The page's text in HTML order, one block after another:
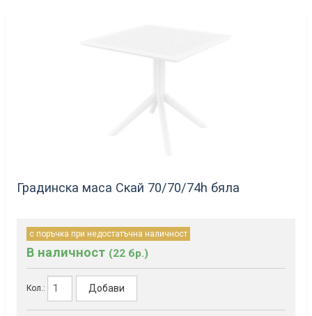
Градинска маса Скай 70/70/74h бяла
с поръчка при недостатъчна наличност
В наличност (22 бр.)
Кол.: Добави